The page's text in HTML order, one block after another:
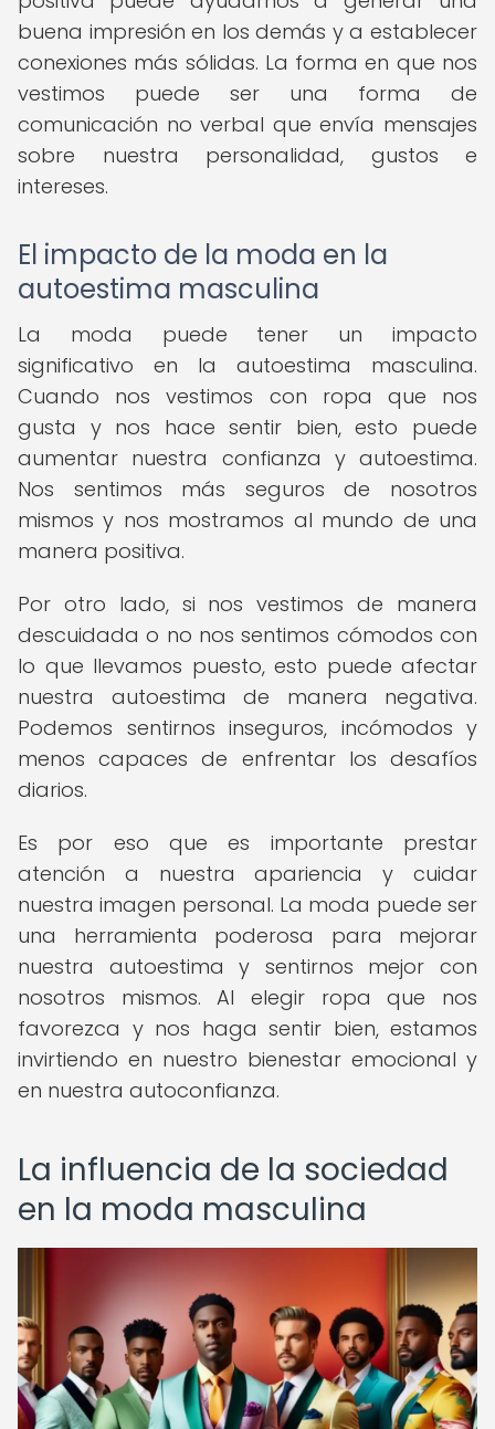
buena impresión en los demás y a establecer
conexiones más sólidas. La forma en que nos
vestimos puede ser una forma de
comunicación no verbal que envía mensajes
sobre nuestra personalidad, gustos e
intereses.
El impacto de la moda en la
autoestima masculina
La moda puede tener un impacto
significativo en la autoestima masculina.
Cuando nos vestimos con ropa que nos
gusta y nos hace sentir bien, esto puede
aumentar nuestra confianza y autoestima.
Nos sentimos más seguros de nosotros
mismos y nos mostramos al mundo de una
manera positiva.
Por otro lado, si nos vestimos de manera
descuidada o no nos sentimos cómodos con
lo que llevamos puesto, esto puede afectar
nuestra autoestima de manera negativa.
Podemos sentirnos inseguros, incómodos y
menos capaces de enfrentar los desafíos
diarios.
Es por eso que es importante prestar
atención a nuestra apariencia y cuidar
nuestra imagen personal. La moda puede ser
una herramienta poderosa para mejorar
nuestra autoestima y sentirnos mejor con
nosotros mismos. Al elegir ropa que nos
favorezca y nos haga sentir bien, estamos
invirtiendo en nuestro bienestar emocional y
en nuestra autoconfianza.
La influencia de la sociedad
en la moda masculina